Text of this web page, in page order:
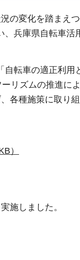
の変化を踏まえ
兵庫県自転車活
転車の適正利用
リズムの推進に
各種施策に取り組
）
施しました。